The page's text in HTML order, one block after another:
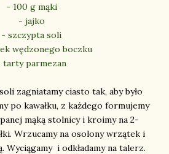
- 100 g mąki
- jajko
- szczypta soli
wędzonego boczku
tarty parmezan
zagniatamy ciasto tak, aby było
po kawałku, z każdego formujemy
mąką stolnicy i kroimy na 2-
Wrzucamy na osolony wrzątek i
Wyciągamy i odkładamy na talerz.